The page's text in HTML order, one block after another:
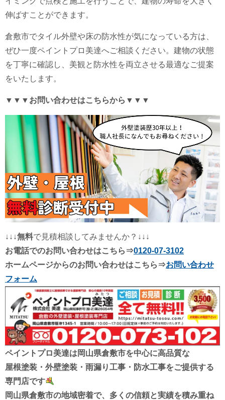
伸ばすことができます。
倉敷市でタイル外壁や床の防水性が気になっている方は、
ぜひ一度ペイントプロ美達へご相談ください。建物の状態
を丁寧に確認し、美観と防水性を両立させる最適なご提案
をいたします。
▼▼▼お問い合わせはこちらから▼▼▼
↓↓↓無料で見積相談してみませんか？↓↓↓
お電話でのお問い合わせはこちら⇒0120-07-3102
ホームページからのお問い合わせはこちら⇒お問い合わせ
フォーム
ペイントプロ美達は岡山県倉敷市を中心に高品質な
屋根塗装・外壁塗装・雨漏り工事・防水工事をご提供する
専門店です
岡山県倉敷市の地域密着で、多くの信頼と実績を積み重ね